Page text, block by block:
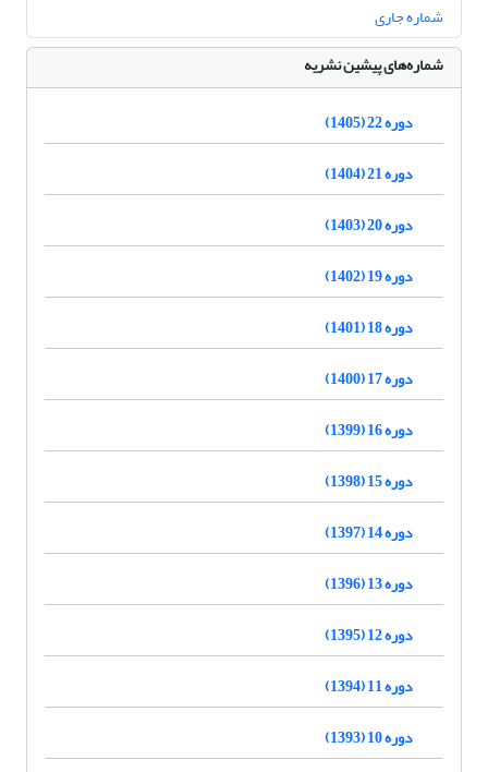
شماره جاری
شماره‌های پیشین نشریه
دوره 22 (1405)
دوره 21 (1404)
دوره 20 (1403)
دوره 19 (1402)
دوره 18 (1401)
دوره 17 (1400)
دوره 16 (1399)
دوره 15 (1398)
دوره 14 (1397)
دوره 13 (1396)
دوره 12 (1395)
دوره 11 (1394)
دوره 10 (1393)